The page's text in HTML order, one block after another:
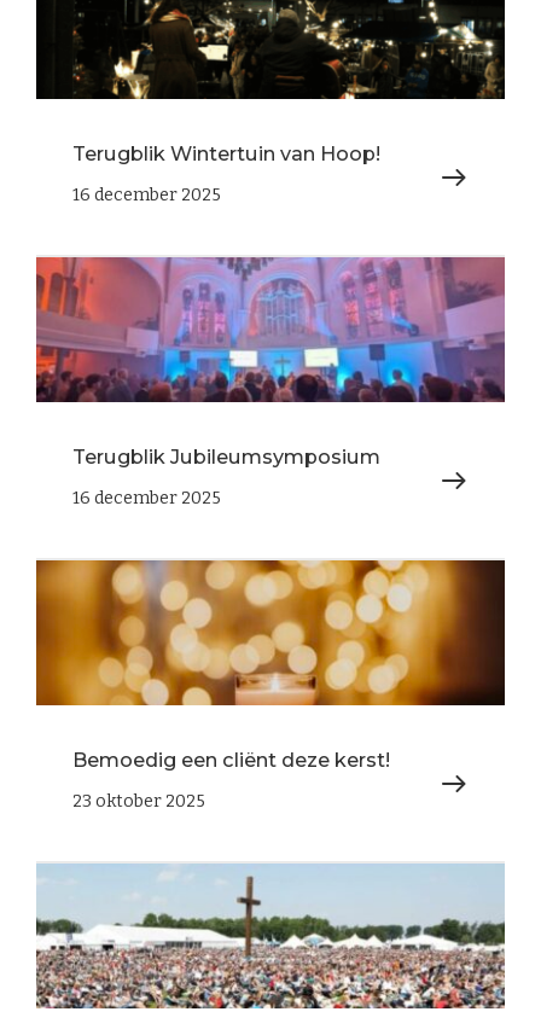
Terugblik Wintertuin van Hoop!
16 december 2025
Terugblik Jubileumsymposium
16 december 2025
Bemoedig een cliënt deze kerst!
23 oktober 2025